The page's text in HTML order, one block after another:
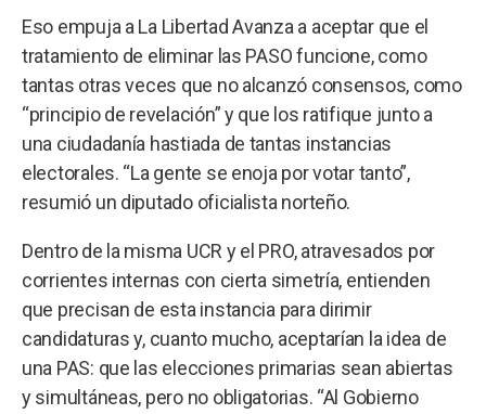
Eso empuja a La Libertad Avanza a aceptar que el
tratamiento de eliminar las PASO funcione, como
tantas otras veces que no alcanzó consensos, como
“principio de revelación” y que los ratifique junto a
una ciudadanía hastiada de tantas instancias
electorales. “La gente se enoja por votar tanto”,
resumió un diputado oficialista norteño.
Dentro de la misma UCR y el PRO, atravesados por
corrientes internas con cierta simetría, entienden
que precisan de esta instancia para dirimir
candidaturas y, cuanto mucho, aceptarían la idea de
una PAS: que las elecciones primarias sean abiertas
y simultáneas, pero no obligatorias. “Al Gobierno